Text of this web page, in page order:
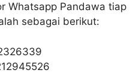
Whatsapp Pandawa tiap
sebagai berikut: